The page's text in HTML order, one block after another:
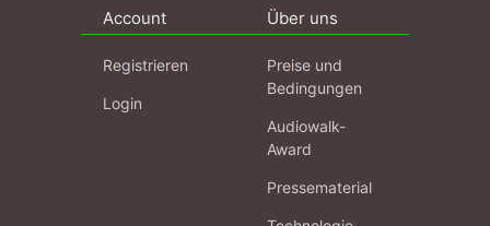
Account
Registrieren
Login
Über uns
Preise und
Bedingungen
Audiowalk-
Award
Pressematerial